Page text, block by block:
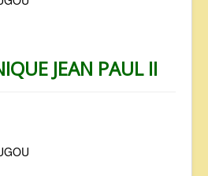
JEAN PAUL II